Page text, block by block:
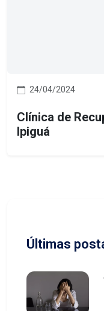
24/04/2024
Clínica de
Ipiguá
Últimas